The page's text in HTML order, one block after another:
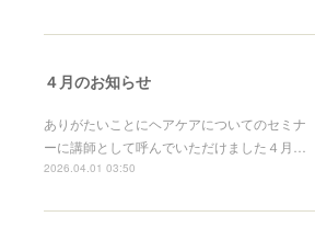
４月のお知らせ
ありがたいことにヘアケアについてのセミナ
ーに講師として呼んでいただけました４月…
2026.04.01 03:50